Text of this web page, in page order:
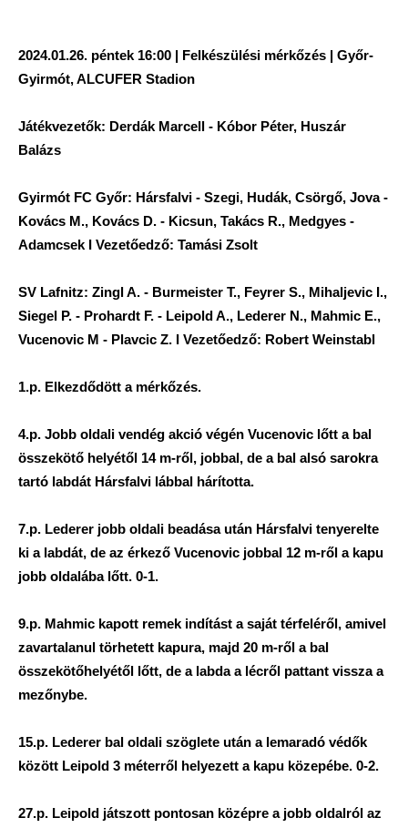
2024.01.26. péntek 16:00 | Felkészülési mérkőzés | Győr-
Gyirmót, ALCUFER Stadion
Játékvezetők: Derdák Marcell - Kóbor Péter, Huszár
Balázs
Gyirmót FC Győr: Hársfalvi - Szegi, Hudák, Csörgő, Jova -
Kovács M., Kovács D. - Kicsun, Takács R., Medgyes -
Adamcsek I Vezetőedző: Tamási Zsolt
SV Lafnitz: Zingl A. - Burmeister T., Feyrer S., Mihaljevic I.,
Siegel P. - Prohardt F. - Leipold A., Lederer N., Mahmic E.,
Vucenovic M - Plavcic Z. I Vezetőedző: Robert Weinstabl
1.p. Elkezdődött a mérkőzés.
4.p. Jobb oldali vendég akció végén Vucenovic lőtt a bal
összekötő helyétől 14 m-ről, jobbal, de a bal alsó sarokra
tartó labdát Hársfalvi lábbal hárította.
7.p. Lederer jobb oldali beadása után Hársfalvi tenyerelte
ki a labdát, de az érkező Vucenovic jobbal 12 m-ről a kapu
jobb oldalába lőtt. 0-1.
9.p. Mahmic kapott remek indítást a saját térfeléről, amivel
zavartalanul törhetett kapura, majd 20 m-ről a bal
összekötőhelyétől lőtt, de a labda a lécről pattant vissza a
mezőnybe.
15.p. Lederer bal oldali szöglete után a lemaradó védők
között Leipold 3 méterről helyezett a kapu közepébe. 0-2.
27.p. Leipold játszott pontosan középre a jobb oldalról az